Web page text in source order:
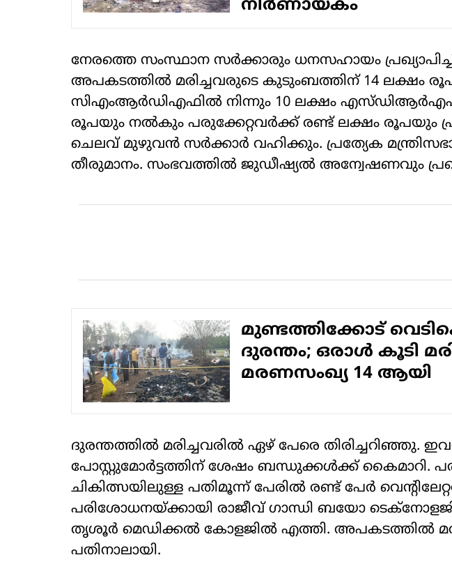
നിര്‍ണായകം
നേരത്തെ സംസ്ഥാന സര്‍ക്കാരും ധനസഹായം
അപകടത്തില്‍ മരിച്ചവരുടെ കുടുംബത്തിന് 14 ലക്ഷം
സിഎംആര്‍ഡിഎഫില്‍ നിന്നും 10 ലക്ഷം
രൂപയും നല്‍കും പരുക്കേറ്റവര്‍ക്ക് രണ്ട് ലക്ഷം രൂപയും
ചെലവ് മുഴുവന്‍ സര്‍ക്കാര്‍ വഹിക്കും. പ്രത്യേക
തീരുമാനം. സംഭവത്തില്‍ ജുഡീഷ്യല്‍ അന്വേഷണവും
മുണ്ടത്തിക്കോട്
ദുരന്തം; ഒരാള്‍ കൂടി
മരണസംഖ്യ 14 ആയി
ദുരന്തത്തില്‍ മരിച്ചവരില്‍ ഏഴ് പേരെ തിരിച്ചറിഞ്ഞു.
പോസ്റ്റുമോര്‍ട്ടത്തിന് ശേഷം ബന്ധുക്കള്‍ക്ക് കൈമാറി.
ചികിത്സയിലുള്ള പതിമൂന്ന് പേരില്‍ രണ്ട് പേര്‍
പരിശോധനയ്ക്കായി രാജീവ് ഗാന്ധി ബയോ
തൃശൂര്‍ മെഡിക്കല്‍ കോളജില്‍ എത്തി. അപകടത്തില്‍
പതിനാലായി.